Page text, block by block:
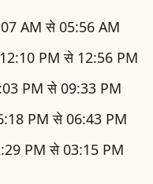
AM से 05:56 AM
PM से 12:56 PM
PM से 09:33 PM
PM से 06:43 PM
PM से 03:15 PM